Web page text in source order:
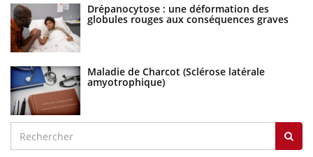
Drépanocytose : une déformation des
globules rouges aux conséquences graves
Maladie de Charcot (Sclérose latérale
amyotrophique)